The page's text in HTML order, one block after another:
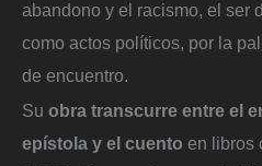
abandono y el racismo, el ser
como actos políticos, por la
de encuentro.
Su obra transcurre entre el
epístola y el cuento en libros